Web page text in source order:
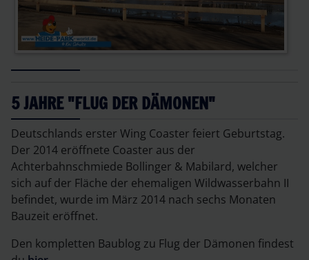
5 JAHRE "FLUG DER DÄMONEN"
Deutschlands erster Wing Coaster feiert Geburtstag.
Der 2014 eröffnete Coaster aus der
Achterbahnschmiede Bollinger & Mabilard, welcher
sich auf der Fläche der ehemaligen Wildwasserbahn II
befindet, wurde im März 2014 nach sechs Monaten
Bauzeit eröffnet.
Den kompletten Baublog zu Flug der Dämonen findest